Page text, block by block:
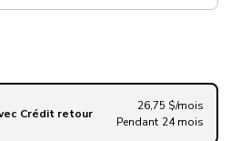
Crédit retour
26,75 $/mois
Pendant 24 mois